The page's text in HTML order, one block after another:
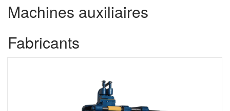
Machines auxiliaires
Fabricants